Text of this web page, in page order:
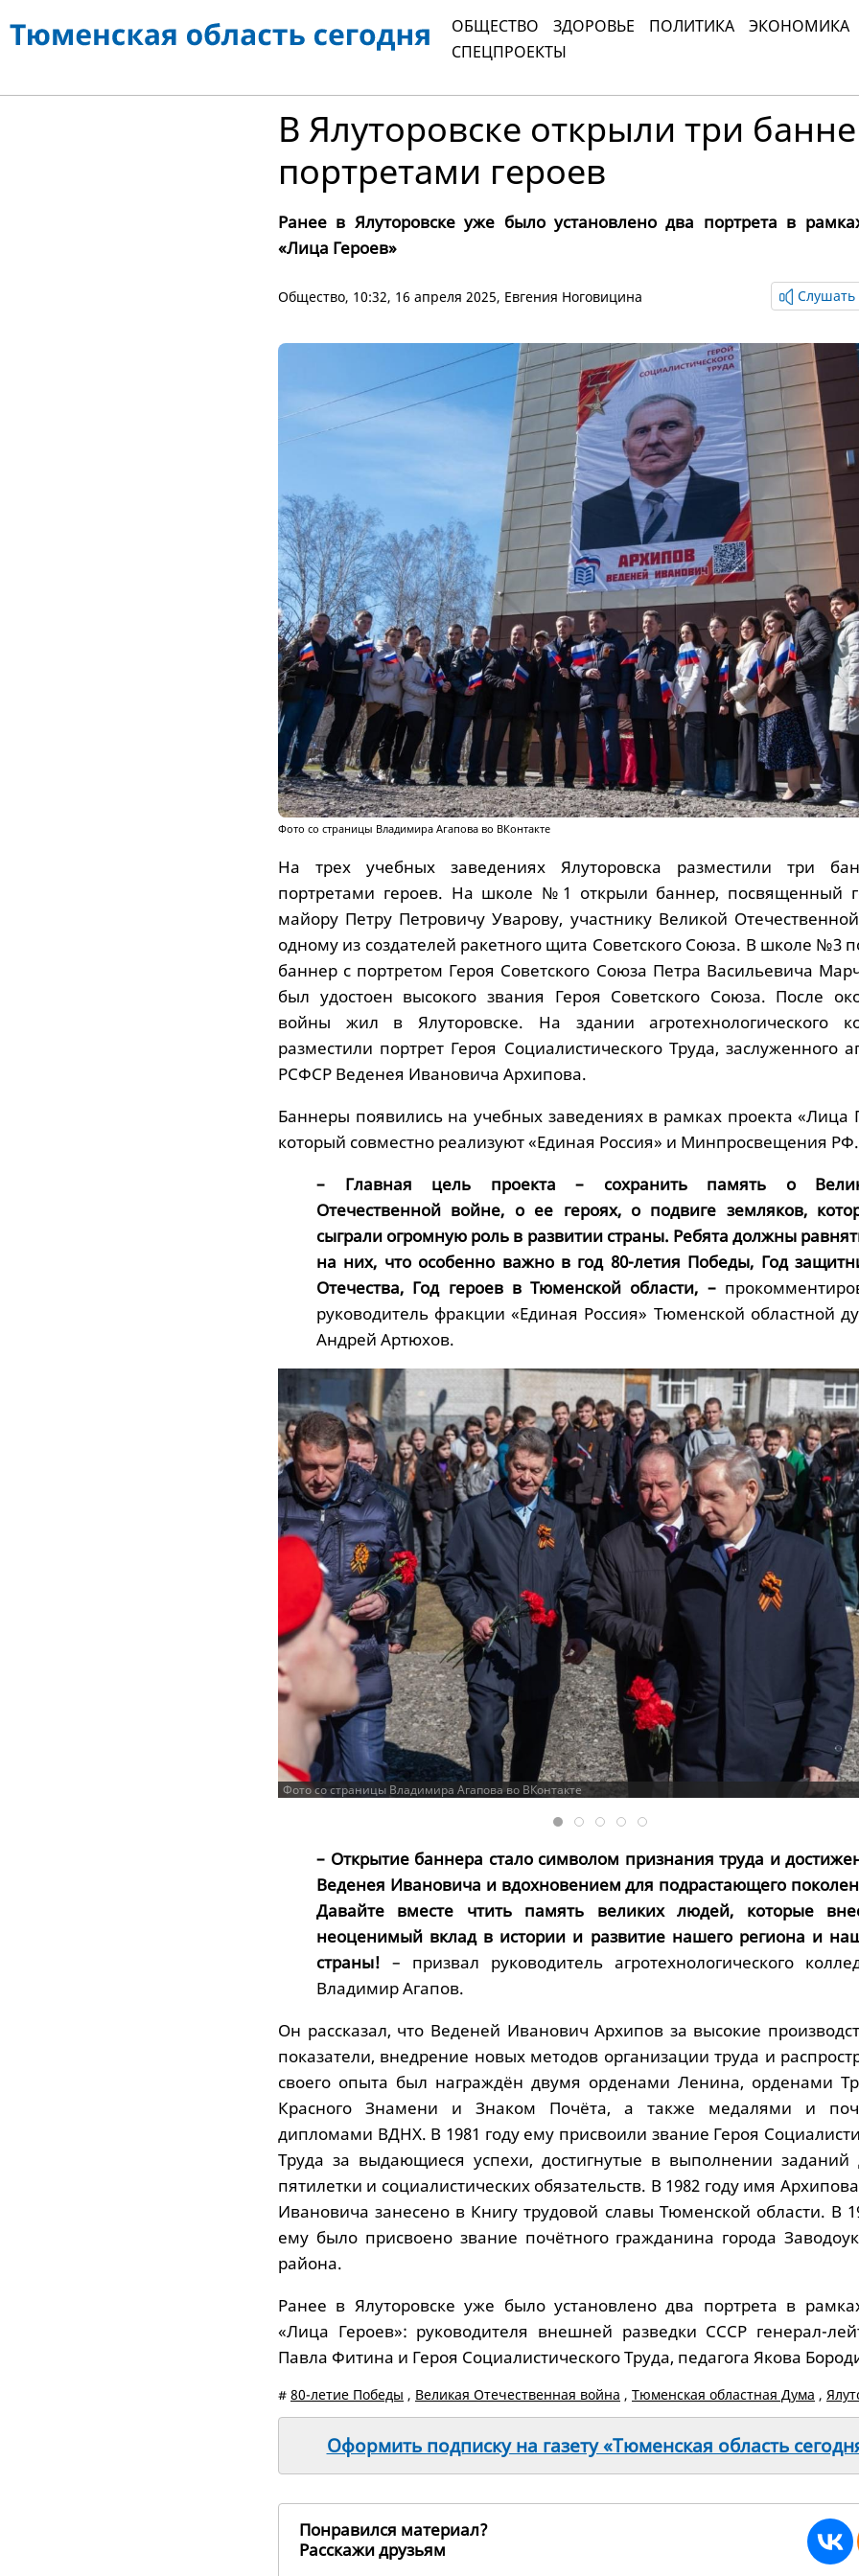
ОБЩЕСТВО ЗДОРОВЬЕ ПОЛИТИКА
ЭКОНОМИКА
СПЕЦПРОЕКТЫ
В Ялуторовске открыли три
портретами героев
Ранее в Ялуторовске уже было установлено два портрета в
«Лица Героев»
Общество, 10:32, 16 апреля 2025, Евгения Ноговицина Слушать
Фото со страницы Владимира Агапова во ВКонтакте
На трех учебных заведениях Ялуторовска разместили три
портретами героев. На школе №1 открыли баннер, посвященный
майору Петру Петровичу Уварову, участнику Великой
одному из создателей ракетного щита Советского Союза. В школе №3
баннер с портретом Героя Советского Союза Петра Васильевича
был удостоен высокого звания Героя Советского Союза. После
войны жил в Ялуторовске. На здании агротехнологического
разместили портрет Героя Социалистического Труда, заслуженного
РСФСР Веденея Ивановича Архипова.
Баннеры появились на учебных заведениях в рамках проекта «Лица
который совместно реализуют «Единая Россия» и Минпросвещения РФ.
– Главная цель проекта – сохранить память о
Отечественной войне, о ее героях, о подвиге земляков,
сыграли огромную роль в развитии страны. Ребята должны
на них, что особенно важно в год 80-летия Победы, Год
Отечества, Год героев в Тюменской области, –
руководитель фракции «Единая Россия» Тюменской областной
Андрей Артюхов.
Фото со страницы Владимира Агапова во ВКонтакте
– Открытие баннера стало символом признания труда и
Веденея Ивановича и вдохновением для подрастающего
Давайте вместе чтить память великих людей, которые
неоценимый вклад в истории и развитие нашего региона и
страны! – призвал руководитель агротехнологического
Владимир Агапов.
Он рассказал, что Веденей Иванович Архипов за высокие
показатели, внедрение новых методов организации труда и
своего опыта был награждён двумя орденами Ленина, орденами
Красного Знамени и Знаком Почёта, а также медалями и
дипломами ВДНХ. В 1981 году ему присвоили звание Героя
Труда за выдающиеся успехи, достигнутые в выполнении заданий
пятилетки и социалистических обязательств. В 1982 году имя
Ивановича занесено в Книгу трудовой славы Тюменской области. В
ему было присвоено звание почётного гражданина города
района.
Ранее в Ялуторовске уже было установлено два портрета в
«Лица Героев»: руководителя внешней разведки СССР генерал-
Павла Фитина и Героя Социалистического Труда, педагога Якова
# 80-летие Победы , Великая Отечественная война , Тюменская областная Дума ,
Оформить подписку на газету «Тюменская область
Понравился материал?
Расскажи друзьям